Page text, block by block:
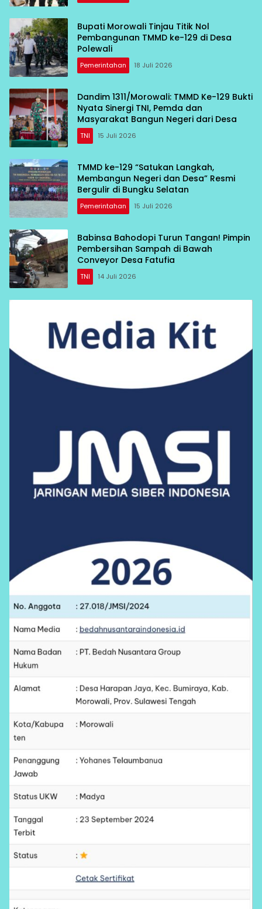
Bupati Morowali Tinjau Titik Nol
Pembangunan TMMD ke-129 di Desa
Polewali
Pemerintahan 18 Juli 2026
Dandim 1311/Morowali: TMMD Ke-129 Bukti
Nyata Sinergi TNI, Pemda dan
Masyarakat Bangun Negeri dari Desa
TNI 15 Juli 2026
TMMD ke-129 “Satukan Langkah,
Membangun Negeri dan Desa” Resmi
Bergulir di Bungku Selatan
Pemerintahan 15 Juli 2026
Babinsa Bahodopi Turun Tangan! Pimpin
Pembersihan Sampah di Bawah
Conveyor Desa Fatufia
TNI 14 Juli 2026